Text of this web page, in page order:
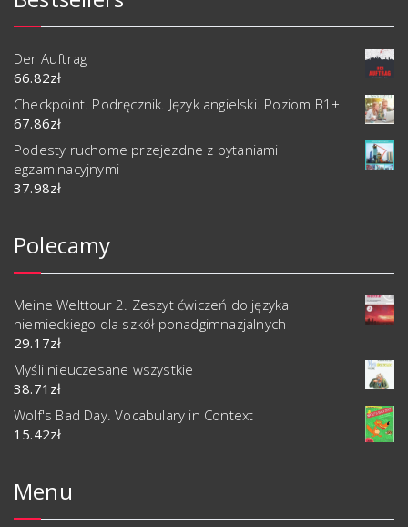
Der Auftrag
66.82zł
Checkpoint. Podręcznik. Język angielski. Poziom B1+
67.86zł
Podesty ruchome przejezdne z pytaniami
egzaminacyjnymi
37.98zł
Polecamy
Meine Welttour 2. Zeszyt ćwiczeń do języka
niemieckiego dla szkół ponadgimnazjalnych
29.17zł
Myśli nieuczesane wszystkie
38.71 zł
Wolf's Bad Day. Vocabulary in Context
15.42zł
Menu